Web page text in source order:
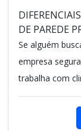
DE PAREDE
Se alguém
empresa
trabalha com